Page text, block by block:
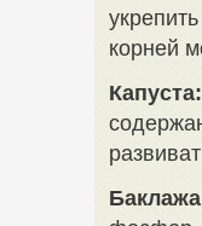
корней
Капуста: